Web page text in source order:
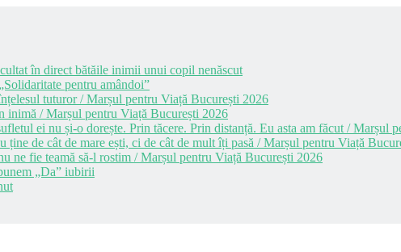
în direct bătăile inimii unui copil nenăscut
pentru amândoi”
tuturor / Marșul pentru Viață București 2026
inimă / Marșul pentru Viață București 2026
ei nu și-o dorește. Prin tăcere. Prin distanță. Eu asta am făcut / Marșul
de cât de mare ești, ci de cât de mult îți pasă / Marșul pentru Viață
ne fie teamă să-l rostim / Marșul pentru Viață București 2026
„Da” iubirii